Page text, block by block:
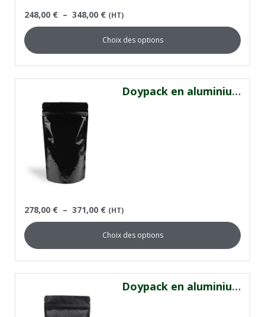
248,00 € – 348,00 € (HT)
Choix des options
Doypack en aluminium noir
278,00 € – 371,00 € (HT)
Choix des options
Doypack en aluminium noir mat